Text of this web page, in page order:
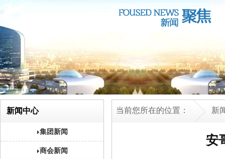
新闻中心
集团新闻
商会新闻
当前您所在的位置： 新
安